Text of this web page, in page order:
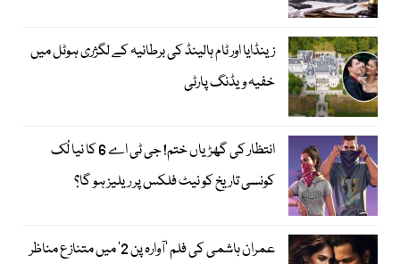
زینڈایا اور ٹام ہالینڈ کی برطانیہ کے لگژری ہوٹل میں
خفیہ ویڈنگ پارٹی
انتظار کی گھڑیاں ختم! جی ٹی اے 6 کا نیا لُک
کونسی تاریخ کو نیٹ فلکس پر ریلیز ہو گا؟
عمران ہاشمی کی فلم ’آوارہ پن 2‘ میں متنازع مناظر